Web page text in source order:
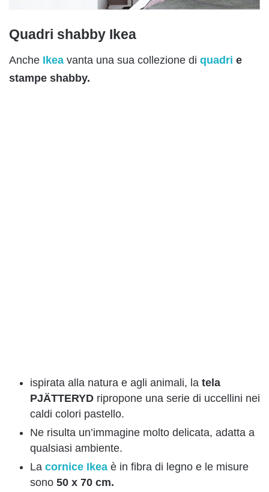
Quadri shabby Ikea
Anche Ikea vanta una sua collezione di quadri e
stampe shabby.
ispirata alla natura e agli animali, la tela
PJÄTTERYD ripropone una serie di uccellini nei
caldi colori pastello.
Ne risulta un’immagine molto delicata, adatta a
qualsiasi ambiente.
La cornice Ikea è in fibra di legno e le misure
sono 50 x 70 cm.